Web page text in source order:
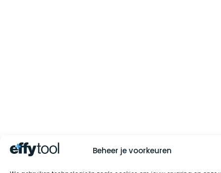
Beheer je voorkeuren